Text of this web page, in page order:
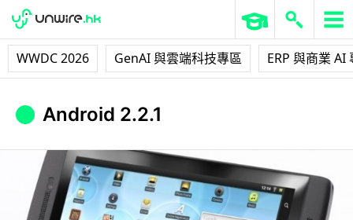
WWDC 2026 GenAI 與雲端科技專區 ERP 與商業 AI
Android 2.2.1